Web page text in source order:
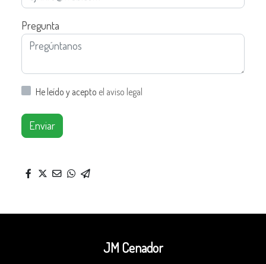
Pregunta
He leído y acepto el aviso legal
Enviar
JM Cenador